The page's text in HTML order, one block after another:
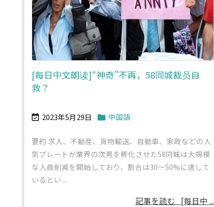
[每日中文朗读]“神奇”不再，58同城裁员自
救？
 2023年5月29日  中国語
要約 求人、不動産、貨物輸送、自動車、家政などの人
気プレートが業界の次男を孵化させた58同城は大規模
な人員削減を開始しており、割合は30〜50%に達して
いるとい ...
記事を読む [每日中 ...